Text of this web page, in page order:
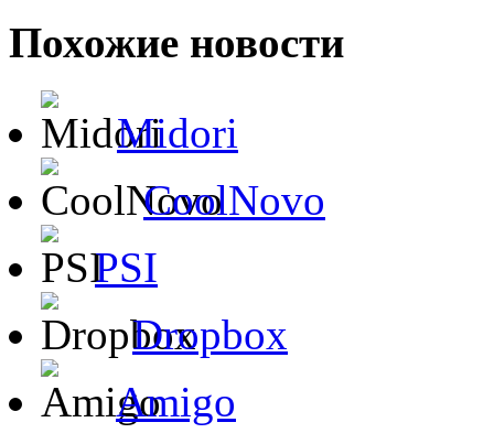
Похожие новости
Midori
CoolNovo
PSI
Dropbox
Amigo